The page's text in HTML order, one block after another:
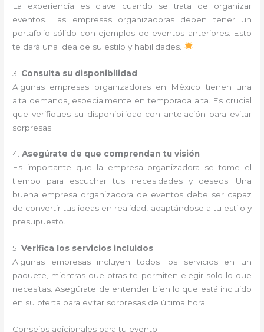
La experiencia es clave cuando se trata de organizar
eventos. Las empresas organizadoras deben tener un
portafolio sólido con ejemplos de eventos anteriores. Esto
te dará una idea de su estilo y habilidades.
3. Consulta su disponibilidad
Algunas empresas organizadoras en México tienen una
alta demanda, especialmente en temporada alta. Es crucial
que verifiques su disponibilidad con antelación para evitar
sorpresas.
4.Asegúrate de que comprendan tu visión
Es importante que la empresa organizadora se tome el
tiempo para escuchar tus necesidades y deseos. Una
buena empresa organizadora de eventos debe ser capaz
de convertir tus ideas en realidad, adaptándose a tu estilo y
presupuesto.
5.Verifica los servicios incluidos
Algunas empresas incluyen todos los servicios en un
paquete, mientras que otras te permiten elegir solo lo que
necesitas. Asegúrate de entender bien lo que está incluido
en su oferta para evitar sorpresas de última hora.
Consejos adicionales para tu evento